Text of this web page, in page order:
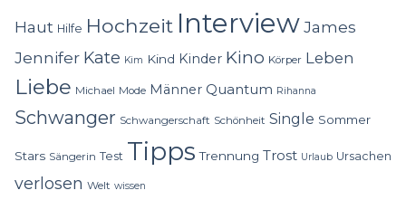
Haut Hilfe Hochzeit InterviewJames
Jennifer Kate Kim Kind Kinder Kino Körper Leben
Liebe Michael Mode Männer Quantum Rihanna
Schwanger Schwangerschaft Schönheit Single Sommer
Stars Sängerin Test Tipps Trennung Trost Urlaub Ursachen
verlosen Welt wissen